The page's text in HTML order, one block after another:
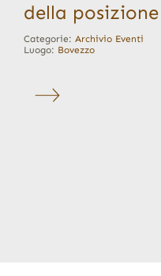
della
Categorie: Archivio Eventi
Luogo: Bovezzo